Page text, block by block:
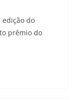
do
prêmio do